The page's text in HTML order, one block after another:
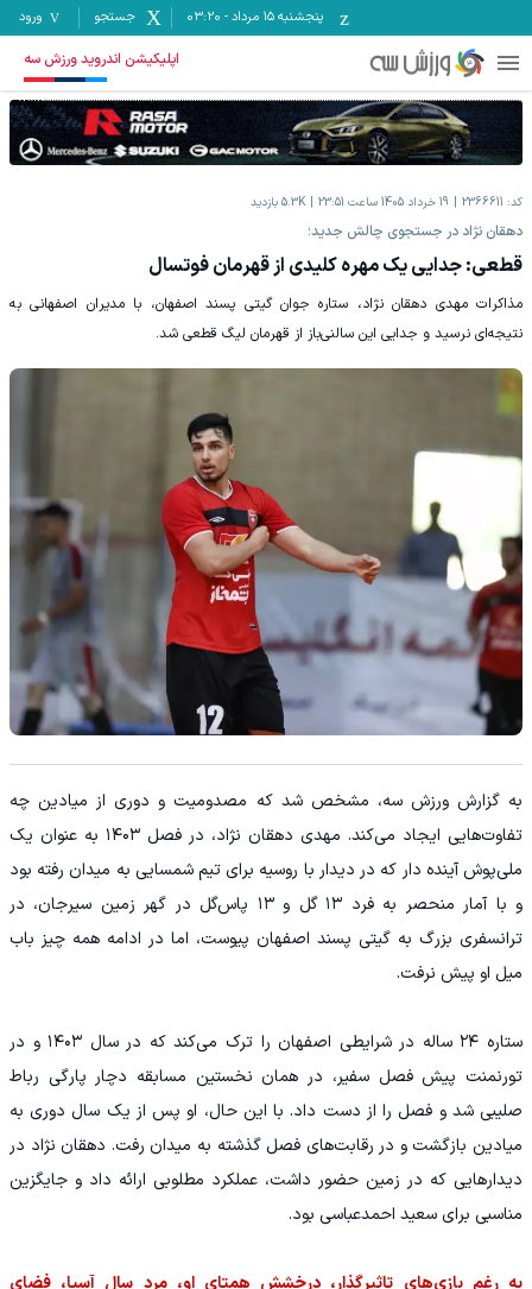
پنجشنبه ۱۵ مرداد -
03:20 جستجو ورود
اپلیکیشن اندروید ورزش سه
کد: 2366611 19 خرداد 1405 ساعت 23:51 5.3K بازدید
دهقان نژاد در جستجوی چالش جدید؛
قطعی: جدایی یک مهره کلیدی از قهرمان فوتسال
مذاکرات مهدی دهقان نژاد، ستاره جوان گیتی پسند اصفهان، با مدیران اصفهانی به
نتیجه‌ای نرسید و جدایی این سالنی‌باز از قهرمان لیگ قطعی شد.
به گزارش ورزش سه، مشخص شد که مصدومیت و دوری از میادین چه
تفاوت‌هایی ایجاد می‌کند. مهدی دهقان نژاد، در فصل ۱۴۰۳ به عنوان یک
ملی‌پوش آینده دار که در دیدار با روسیه برای تیم شمسایی به میدان رفته بود
و با آمار منحصر به فرد ۱۳ گل و ۱۳ پاس‌گل در گهر زمین سیرجان، در
ترانسفری بزرگ به گیتی پسند اصفهان پیوست، اما در ادامه همه چیز باب
میل او پیش نرفت.
ستاره ۲۴ ساله در شرایطی اصفهان را ترک می‌کند که در سال ۱۴۰۳ و در
تورنمنت پیش فصل سفیر، در همان نخستین مسابقه دچار پارگی رباط
صلیبی شد و فصل را از دست داد. با این حال، او پس از یک سال دوری به
میادین بازگشت و در رقابت‌های فصل گذشته به میدان رفت. دهقان نژاد در
دیدارهایی که در زمین حضور داشت، عملکرد مطلوبی ارائه داد و جایگزین
مناسبی برای سعید احمدعباسی بود.
به رغم بازی‌های تاثیرگذار، درخشش همتای او، مرد سال آسیا، فضای